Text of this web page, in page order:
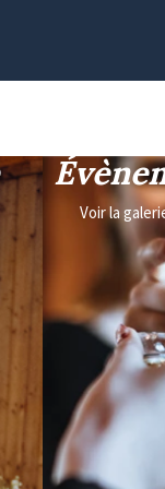
Voir la